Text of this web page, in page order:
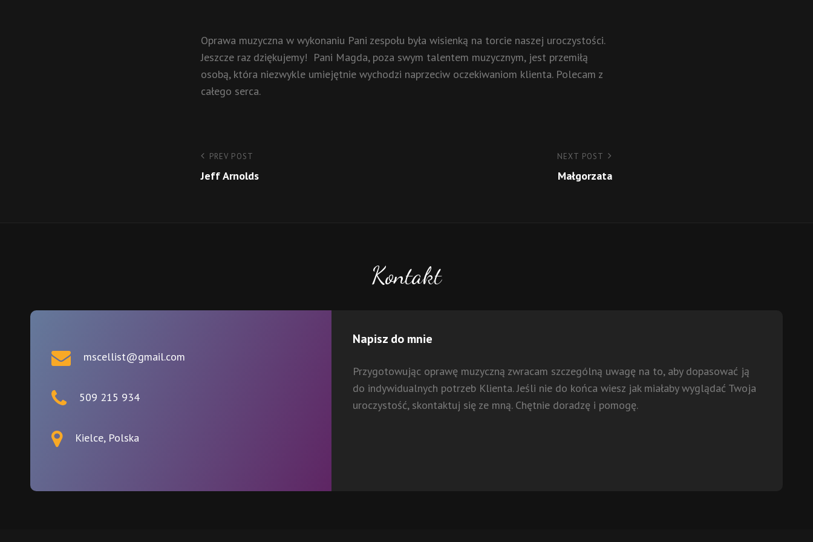
​Oprawa muzyczna w wykonaniu Pani zespołu była wisienką na torcie naszej uroczystości.
Jeszcze raz dziękujemy! Pani Magda, poza swym talentem muzycznym, jest przemiłą
osobą, która niezwykle umiejętnie wychodzi naprzeciw oczekiwaniom klienta. Polecam z
całego serca.
Nawigacja
wpisu
Previous
Post
PREV POST
Jeff Arnolds
NEXT POST
Małgorzata
Kontakt
mscellist@gmail.com
509 215 934
Kielce, Polska
Napisz do mnie
Przygotowując oprawę muzyczną zwracam szczególną uwagę na to, aby dopasować ją
do indywidualnych potrzeb Klienta. Jeśli nie do końca wiesz jak miałaby wyglądać Twoja
uroczystość, skontaktuj się ze mną. Chętnie doradzę i pomogę.